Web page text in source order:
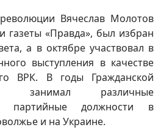
Вячеслав Молотов
газеты «Правда», был избран
а в октябре участвовал в
выступления в качестве
ВРК. В годы Гражданской
занимал различные
партийные должности в
и на Украине.